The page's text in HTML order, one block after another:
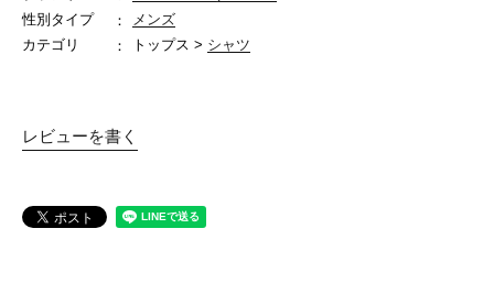
性別タイプ
メンズ
カテゴリ
トップス > シャツ
レビューを書く